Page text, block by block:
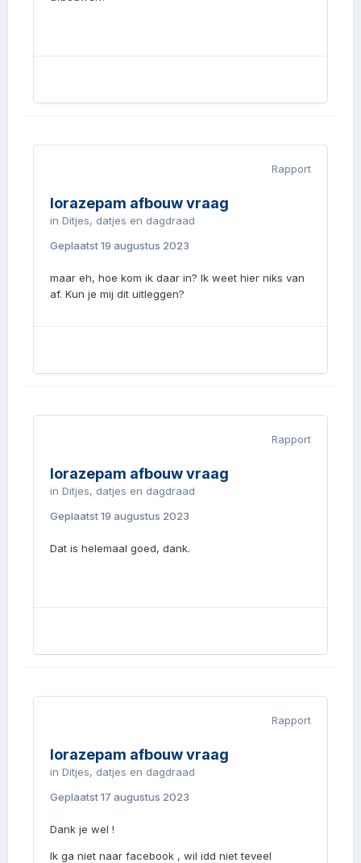
Rapport
lorazepam afbouw vraag
in Ditjes, datjes en dagdraad
Geplaatst19 augustus 2023
maar eh, hoe kom ik daar in? Ik weet hier niks van
af. Kun je mij dit uitleggen?
Rapport
lorazepam afbouw vraag
in Ditjes, datjes en dagdraad
Geplaatst19 augustus 2023
Dat is helemaal goed, dank.
Rapport
lorazepam afbouw vraag
in Ditjes, datjes en dagdraad
Geplaatst17 augustus 2023
Dank je wel !
Ik ga niet naar facebook , wil idd niet teveel